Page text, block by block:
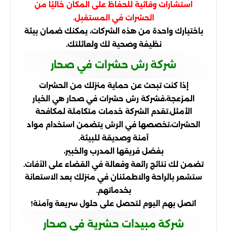
استشارات وقائية للحفاظ على المكان خاليًا من
الحشرات في المستقبل.
باختيارك واحدة من هذه الشركات، يمكنك ضمان بيئة
نظيفة وصحية لك ولعائلتك.
شركة رش حشرات في صحار
إذا كنت تبحث عن حماية منزلك من الحشرات
المزعجة،فشركة رش حشرات في صحار هي الخيار
الأمثل.تقدم الشركة خدمات متكاملة لمكافحة
الحشرات،تخصصها في الرش يتضمن استخدام مواد
آمنة وصديقة للبيئة.
بفضل فريقها المدرب والخبير،
تضمن لك نتائج رائعة وفعالة في القضاء على الآفات.
ستشعر بالراحة والاطمئنان في منزلك بعد الاستعانة
بخدماتهم.
اتصل بهم اليوم لتحصل على حلول سريعة وآمنة!
شركة مبيدات حشرية في صحار